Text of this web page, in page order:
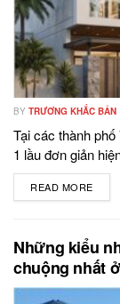
BY TRƯƠNG KHẮC BẢN
Tại các thành
1 lầu đơn giản
READ MORE
Những kiểu
chuộng nhất